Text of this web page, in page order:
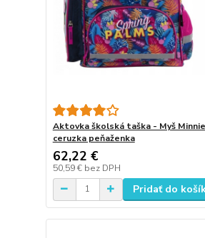
Aktovka školská taška - Myš
ceruzka peňaženka
62,22 €
50,59 € bez DPH
Pridať do